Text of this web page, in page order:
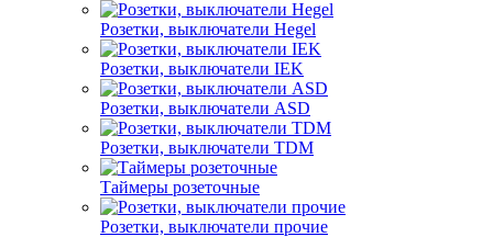
Розетки, выключатели Hegel
Розетки, выключатели IEK
Розетки, выключатели ASD
Розетки, выключатели TDM
Таймеры розеточные
Розетки, выключатели прочие